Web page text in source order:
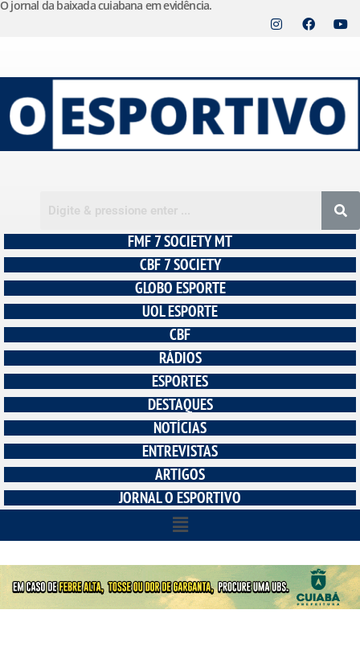
o
conteúdo
O jornal da baixada cuiabana em evidência.
FMF 7 SOCIETY MT
CBF 7 SOCIETY
GLOBO ESPORTE
UOL ESPORTE
CBF
RÁDIOS
ESPORTES
DESTAQUES
NOTÍCIAS
ENTREVISTAS
ARTIGOS
JORNAL O ESPORTIVO